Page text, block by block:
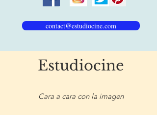
contact@estudiocine.com
Estudiocine
Cara a cara con la imagen